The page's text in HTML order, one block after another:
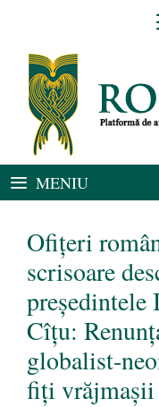
conținut
MENIU
Ofițeri
scrisoare
președintele
Cîțu:
globalist-
fiți